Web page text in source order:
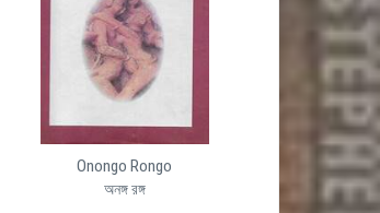
Onongo Rongo
অনঙ্গ রঙ্গ